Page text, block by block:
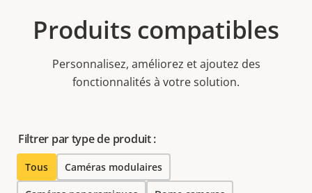
Produits compatibles
Personnalisez, améliorez et ajoutez des
fonctionnalités à votre solution.
Filtrer par type de produit :
Tous Caméras modulaires